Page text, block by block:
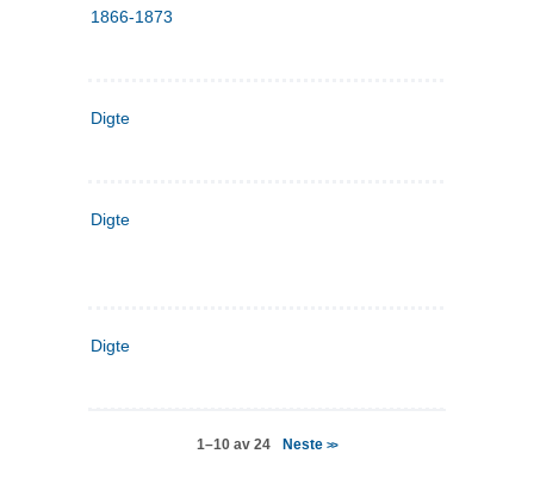
1866-1873
Digte
Digte
Digte
1–10 av 24 Neste>>